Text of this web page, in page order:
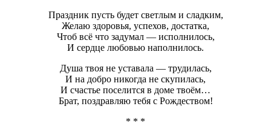
Праздник пусть будет светлым и сладким,
Желаю здоровья, успехов, достатка,
Чтоб всё что задумал — исполнилось,
И сердце любовью наполнилось.
Душа твоя не уставала — трудилась,
И на добро никогда не скупилась,
И счастье поселится в доме твоём…
Брат, поздравляю тебя с Рождеством!
* * *